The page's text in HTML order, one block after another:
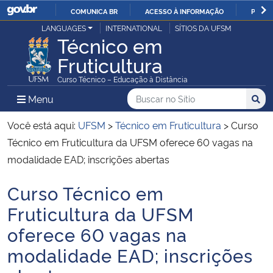
IR
PARA
CONTEÚDO
COMUNICA BR ACESSO À INFORMAÇÃO
Ministério da Justiça e Segurança Pública
Ministério da Defesa
Ministério das Relações Exteriores
Ministério da Economia
Ministério da Infraestrutura
Ministério da Agricultura, Pecuária e Abastecimento
Ministério da Educação
LANGUAGES INTERNATIONAL SÍTIOS DA UFSM
Técnico em
Fruticultura
Curso Técnico – Educação à Distância
Menu Menu Principal do Sítio
Busca
Buscar no no Sítio
Busca:
Você está aqui: UFSM >Técnico em Fruticultura >Curso
Técnico em Fruticultura da UFSM oferece 60 vagas na
modalidade EAD; inscrições abertas
Início do conteúdo
Curso Técnico em
Fruticultura da UFSM
oferece 60 vagas na
modalidade EAD; inscrições